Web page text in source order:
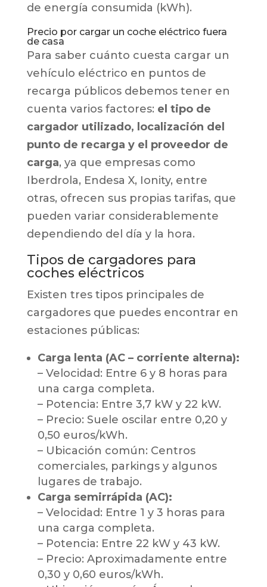
de energía consumida (kWh).
Precio por cargar un coche eléctrico fuera
de casa
Para saber cuánto cuesta cargar un
vehículo eléctrico en puntos de
recarga públicos debemos tener en
cuenta varios factores: el tipo de
cargador utilizado, localización del
punto de recarga y el proveedor de
carga, ya que empresas como
Iberdrola, Endesa X, Ionity, entre
otras, ofrecen sus propias tarifas, que
pueden variar considerablemente
dependiendo del día y la hora.
Tipos de cargadores para
coches eléctricos
Existen tres tipos principales de
cargadores que puedes encontrar en
estaciones públicas:
Carga lenta (AC – corriente alterna):
– Velocidad: Entre 6 y 8 horas para
una carga completa.
– Potencia: Entre 3,7 kW y 22 kW.
– Precio: Suele oscilar entre 0,20 y
0,50 euros/kWh.
– Ubicación común: Centros
comerciales, parkings y algunos
lugares de trabajo.
Carga semirrápida (AC):
– Velocidad: Entre 1 y 3 horas para
una carga completa.
– Potencia: Entre 22 kW y 43 kW.
– Precio: Aproximadamente entre
0,30 y 0,60 euros/kWh.